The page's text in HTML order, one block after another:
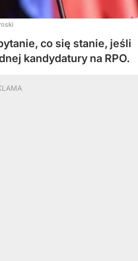
co się stanie, jeśli
kandydatury na RPO.